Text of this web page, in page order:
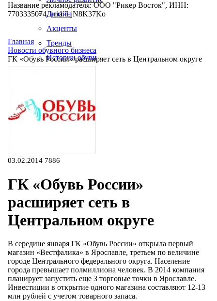
Дизайн
Акценты
Тренды
Истории обуви
Название рекламодателя: ООО "Рикер Восток", ИНН:
7703335074, erid: LjN8K37Ko
Главная
Новости обувного бизнеса
ГК «Обувь России» расширяет сеть в Центральном округе
03.02.2014 7886
ГК «Обувь России»
расширяет сеть в
Центральном округе
В середине января ГК «Обувь России» открыла первый
магазин «Вестфалика» в Ярославле, третьем по величине
городе Центрального федерального округа. Население
города превышает полмиллиона человек. В 2014 компания
планирует запустить еще 3 торговые точки в Ярославле.
Инвестиции в открытие одного магазина составляют 12-13
млн рублей с учетом товарного запаса.